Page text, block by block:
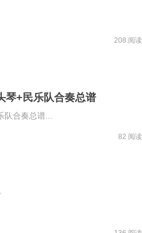
208 阅读
琴+民乐队合奏总谱
合奏总谱...
82 阅读